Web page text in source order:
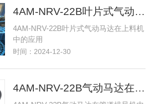
4AM-NRV-22B叶片式气动马达在上料机中的应用-赣工机械
4AM-NRV-22B叶片式气动马达在上料机
中的应用
时间：2024-12-30
4AM-NRV-22B气动马达在管道排风机中的应用-赣工机械